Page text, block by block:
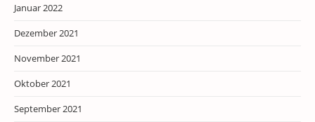
Januar 2022
Dezember 2021
November 2021
Oktober 2021
September 2021